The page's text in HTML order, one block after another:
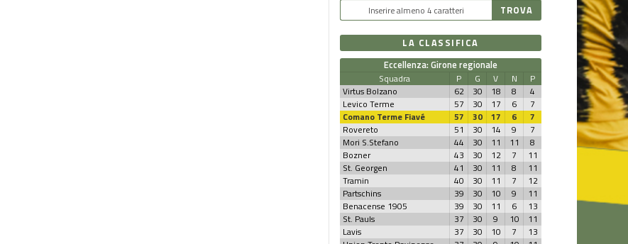
LA CLASSIFICA
Eccellenza: Girone regionale
Squadra P G V N
P
Virtus Bolzano
62 30 18 8
4
Levico Terme
57 30 17 6
7
Comano Terme Fiavé
57 30 17 6
7
Rovereto
51 30 14 9
7
Mori S.Stefano
44 30 11 11
8
Bozner
43 30 12 7
11
St. Georgen
41 30 11 8
11
Tramin
40 30 11 7
12
Partschins
39 30 10 9
11
Benacense 1905
39 30 11 6
13
St. Pauls
37 30 9 10
11
Lavis
37 30 10 7
13